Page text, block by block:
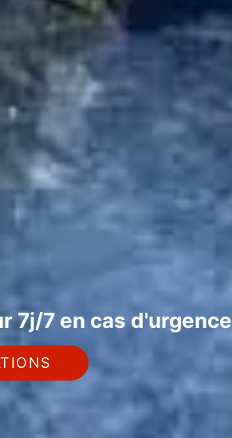
7j/7 en cas d'urgence